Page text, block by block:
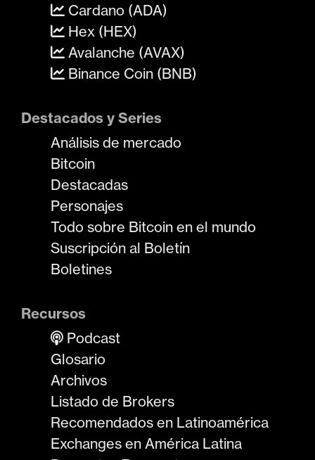
Cardano (ADA)
Hex (HEX)
Avalanche (AVAX)
Binance Coin (BNB)
Destacados y Series
Análisis de mercado
Bitcoin
Destacadas
Personajes
Todo sobre Bitcoin en el mundo
Suscripción al Boletín
Boletines
Recursos
Podcast
Glosario
Archivos
Listado de Brokers
Recomendados en Latinoamérica
Exchanges en América Latina